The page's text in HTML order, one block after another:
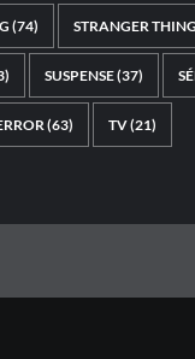
(74) STRANGER
SUSPENSE(37)
(63) TV(21)